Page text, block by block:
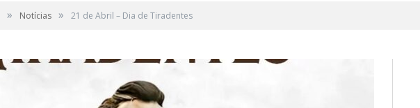
» Notícias » 21 de Abril – Dia de Tiradentes